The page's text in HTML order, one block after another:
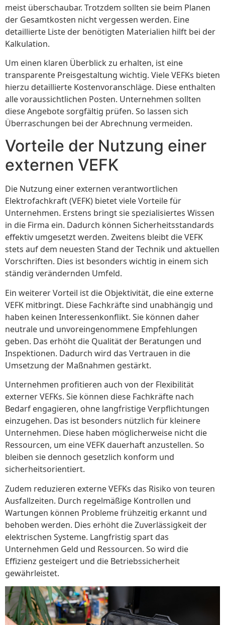
meist überschaubar. Trotzdem sollten sie beim Planen
der Gesamtkosten nicht vergessen werden. Eine
detaillierte Liste der benötigten Materialien hilft bei der
Kalkulation.
Um einen klaren Überblick zu erhalten, ist eine
transparente Preisgestaltung wichtig. Viele VEFKs bieten
hierzu detaillierte Kostenvoranschläge. Diese enthalten
alle voraussichtlichen Posten. Unternehmen sollten
diese Angebote sorgfältig prüfen. So lassen sich
Überraschungen bei der Abrechnung vermeiden.
Vorteile der Nutzung einer
externen VEFK
Die Nutzung einer externen verantwortlichen
Elektrofachkraft (VEFK) bietet viele Vorteile für
Unternehmen. Erstens bringt sie spezialisiertes Wissen
in die Firma ein. Dadurch können Sicherheitsstandards
effektiv umgesetzt werden. Zweitens bleibt die VEFK
stets auf dem neuesten Stand der Technik und aktuellen
Vorschriften. Dies ist besonders wichtig in einem sich
ständig verändernden Umfeld.
Ein weiterer Vorteil ist die Objektivität, die eine externe
VEFK mitbringt. Diese Fachkräfte sind unabhängig und
haben keinen Interessenkonflikt. Sie können daher
neutrale und unvoreingenommene Empfehlungen
geben. Das erhöht die Qualität der Beratungen und
Inspektionen. Dadurch wird das Vertrauen in die
Umsetzung der Maßnahmen gestärkt.
Unternehmen profitieren auch von der Flexibilität
externer VEFKs. Sie können diese Fachkräfte nach
Bedarf engagieren, ohne langfristige Verpflichtungen
einzugehen. Das ist besonders nützlich für kleinere
Unternehmen. Diese haben möglicherweise nicht die
Ressourcen, um eine VEFK dauerhaft anzustellen. So
bleiben sie dennoch gesetzlich konform und
sicherheitsorientiert.
Zudem reduzieren externe VEFKs das Risiko von teuren
Ausfallzeiten. Durch regelmäßige Kontrollen und
Wartungen können Probleme frühzeitig erkannt und
behoben werden. Dies erhöht die Zuverlässigkeit der
elektrischen Systeme. Langfristig spart das
Unternehmen Geld und Ressourcen. So wird die
Effizienz gesteigert und die Betriebssicherheit
gewährleistet.